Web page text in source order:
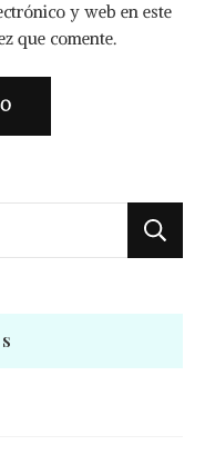
y web en este
que comente.